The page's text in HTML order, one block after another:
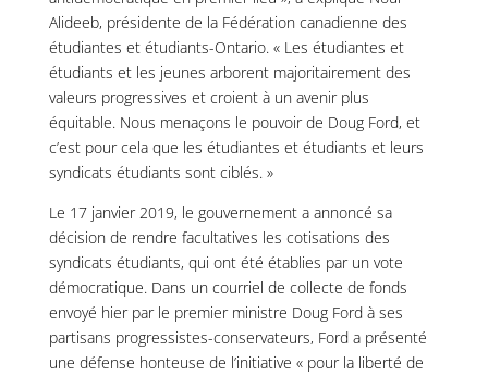
Alideeb, présidente de la Fédération canadienne des
étudiantes et étudiants-Ontario. « Les étudiantes et
étudiants et les jeunes arborent majoritairement des
valeurs progressives et croient à un avenir plus
équitable. Nous menaçons le pouvoir de Doug Ford, et
c’est pour cela que les étudiantes et étudiants et leurs
syndicats étudiants sont ciblés. »
Le 17 janvier 2019, le gouvernement a annoncé sa
décision de rendre facultatives les cotisations des
syndicats étudiants, qui ont été établies par un vote
démocratique. Dans un courriel de collecte de fonds
envoyé hier par le premier ministre Doug Ford à ses
partisans progressistes-conservateurs, Ford a présenté
une défense honteuse de l’initiative « pour la liberté de